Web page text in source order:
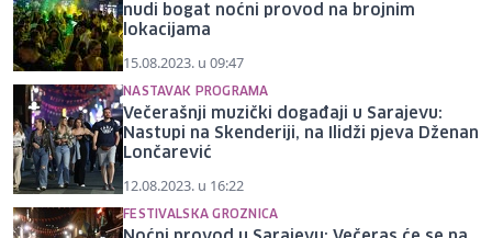
nudi bogat noćni provod na brojnim
lokacijama
15.08.2023. u 09:47
NASTAVAK PROGRAMA
Večerašnji muzički događaji u Sarajevu:
Nastupi na Skenderiji, na Ilidži pjeva Dženan
Lončarević
12.08.2023. u 16:22
FESTIVALSKA GROZNICA